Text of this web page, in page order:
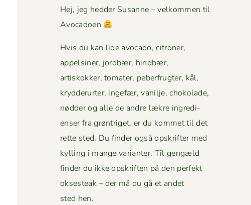
Hej, jeg hed­der Susanne – velkom­men til
Avocadoen
Hvis du kan lide avo­ca­do, cit­roner,
appelsin­er, jord­bær, hind­bær,
artiskokker, tomater, peber­frugter, kål,
kry­d­derurter, inge­fær, vanil­je, choko­lade,
nød­der og alle de andre lækre ingre­di­
enser fra grøn­triget, er du kom­met til det
rette sted. Du find­er også opskrifter med
kylling i mange vari­anter. Til gengæld
find­er du ikke opskriften på den per­fekt
okses­teak – der må du gå et andet
sted hen.